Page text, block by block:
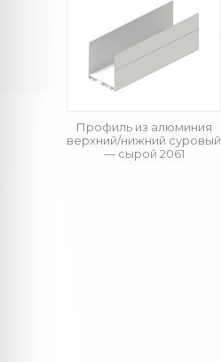
Профиль из алюминия
верхний/нижний суровый
— cырой 2061